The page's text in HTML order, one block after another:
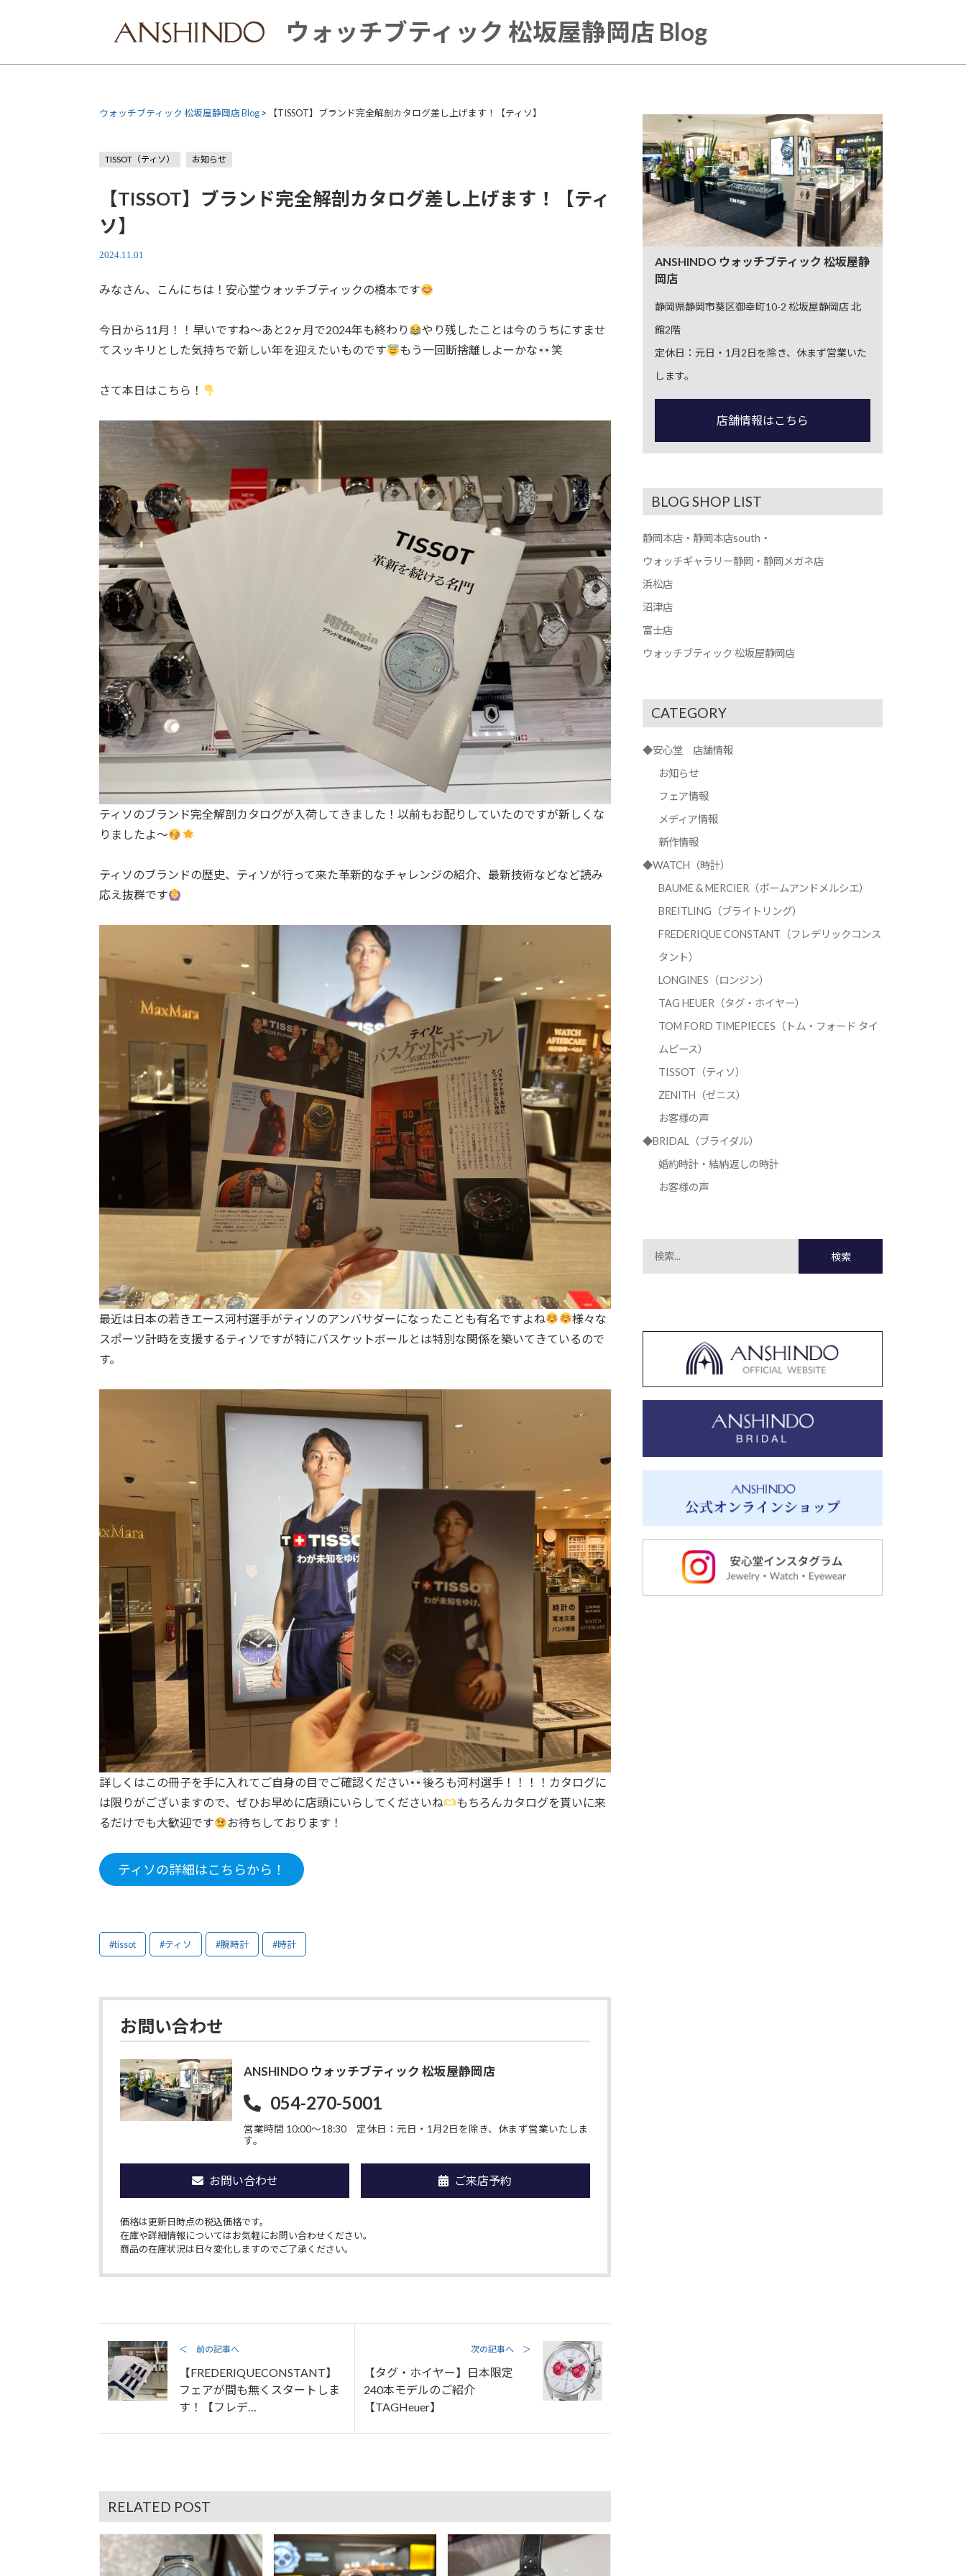
ウォッチブティック 松坂屋静岡店 Blog
ウォッチブティック 松坂屋静岡店 Blog > 【TISSOT】ブランド完全解剖カタログ差し上げます！【ティソ】
TISSOT（ティソ） お知らせ
【TISSOT】ブランド完全解剖カタログ差し上げます！【ティ
ソ】
2024.11.01
みなさん、こんにちは！安心堂ウォッチブティックの橋本です
今日から11月！！早いですね〜あと2ヶ月で2024年も終わり
やり残したことは今のうちにすませ
てスッキリとした気持ちで新しい年を迎えたいものです
もう一回断捨離しよーかな 笑
さて本日はこちら！
ティソのブランド完全解剖カタログが入荷してきました！以前もお配りしていたのですが新しくな
りましたよ〜
ティソのブランドの歴史、ティソが行って来た革新的なチャレンジの紹介、最新技術などなど読み
応え抜群です
最近は日本の若きエース河村選手がティソのアンバサダーになったことも有名ですよね
様々な
スポーツ計時を支援するティソですが特にバスケットボールとは特別な関係を築いてきているので
す。
詳しくはこの冊子を手に入れてご自身の目でご確認ください
後ろも河村選手！！！！カタログに
は限りがございますので、ぜひお早めに店頭にいらしてくださいね
もちろんカタログを貰いに来
るだけでも大歓迎です
お待ちしております！
ティソの詳細はこちらから！
#tissot #ティソ #腕時計 #時計
お問い合わせ
ANSHINDO ウォッチブティック 松坂屋静岡店
054-270-5001
営業時間 10:00〜18:30
定休日：元日・1月2日を除き、休まず営業いたしま
す。
お問い合わせ ご来店予約
価格は更新日時点の税込価格です。
在庫や詳細情報についてはお気軽にお問い合わせください。
商品の在庫状況は日々変化しますのでご了承ください。
＜ 前の記事へ
【FREDERIQUECONSTANT】
フェアが間も無くスタートしま
す！【フレデ…
次の記事へ ＞
【タグ・ホイヤー】日本限定
240本モデルのご紹介
【TAGHeuer】
RELATED POST
ANSHINDO ウォッチブティック 松坂屋静
岡店
静岡県静岡市葵区御幸町10-2 松坂屋静岡店 北
館2階
定休日：元日・1月2日を除き、休まず営業いた
します。
店舗情報はこちら
BLOG SHOP LIST
静岡本店・静岡本店south・
ウォッチギャラリー静岡・静岡メガネ店
浜松店
沼津店
富士店
ウォッチブティック 松坂屋静岡店
CATEGORY
◆安心堂 店舗情報
お知らせ
フェア情報
メディア情報
新作情報
◆WATCH（時計）
BAUME & MERCIER（ボームアンドメルシエ）
BREITLING（ブライトリング）
FREDERIQUE CONSTANT（フレデリックコンス
タント）
LONGINES（ロンジン）
TAG HEUER（タグ・ホイヤー）
TOM FORD TIMEPIECES（トム・フォード タイ
ムピース）
TISSOT（ティソ）
ZENITH（ゼニス）
お客様の声
◆BRIDAL（ブライダル）
婚約時計・結納返しの時計
お客様の声